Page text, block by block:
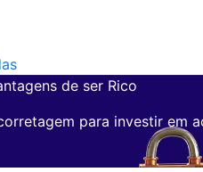
de ser Rico
para investir em